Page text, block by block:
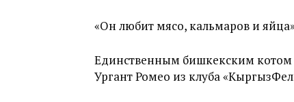
«Он любит мясо, кальмаров и
Единственным бишкекским котом
Ургант Ромео из клуба